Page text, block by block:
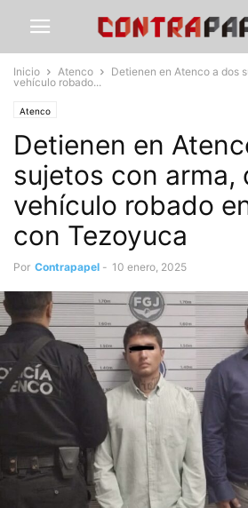
Inicio Atenco
Detienen en Atenco a dos
vehículo robado...
Atenco
Detienen en
sujetos con arma,
vehículo robado
con Tezoyuca
Por Contrapapel - 10 enero, 2025